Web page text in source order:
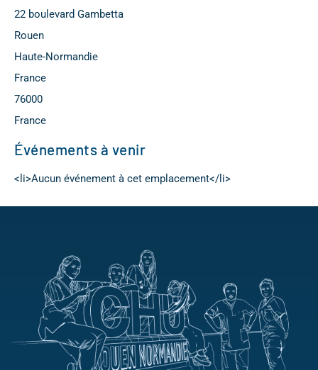
22 boulevard Gambetta
Rouen
Haute-Normandie
France
76000
France
Événements à venir
<li>Aucun événement à cet emplacement</li>